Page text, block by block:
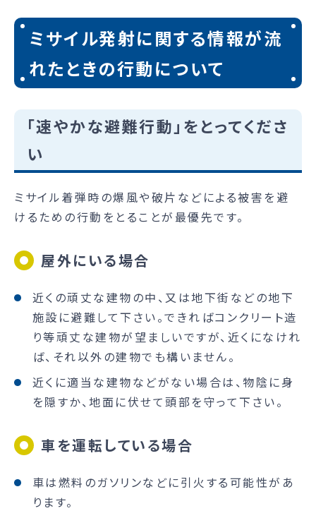
ミサイル発射に関する情報が流
れたときの行動について
「速やかな避難行動」をとってくださ
い
ミサイル着弾時の爆風や破片などによる被害を避
けるための行動をとることが最優先です。
屋外にいる場合
近くの頑丈な建物の中、又は地下街などの地下
施設に避難して下さい。できればコンクリート造
り等頑丈な建物が望ましいですが、近くになけれ
ば、それ以外の建物でも構いません。
近くに適当な建物などがない場合は、物陰に身
を隠すか、地面に伏せて頭部を守って下さい。
車を運転している場合
車は燃料のガソリンなどに引火する可能性があ
ります。